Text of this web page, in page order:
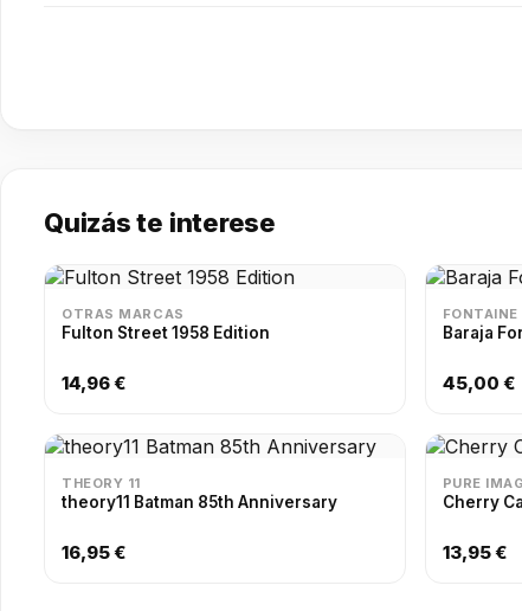
Quizás te interese
OTRAS MARCAS
Fulton Street 1958 Edition
14,96 €
FONTAINE
Baraja
45,00 €
THEORY 11
theory11 Batman 85th Anniversary
16,95 €
PURE
Cherry
13,95 €